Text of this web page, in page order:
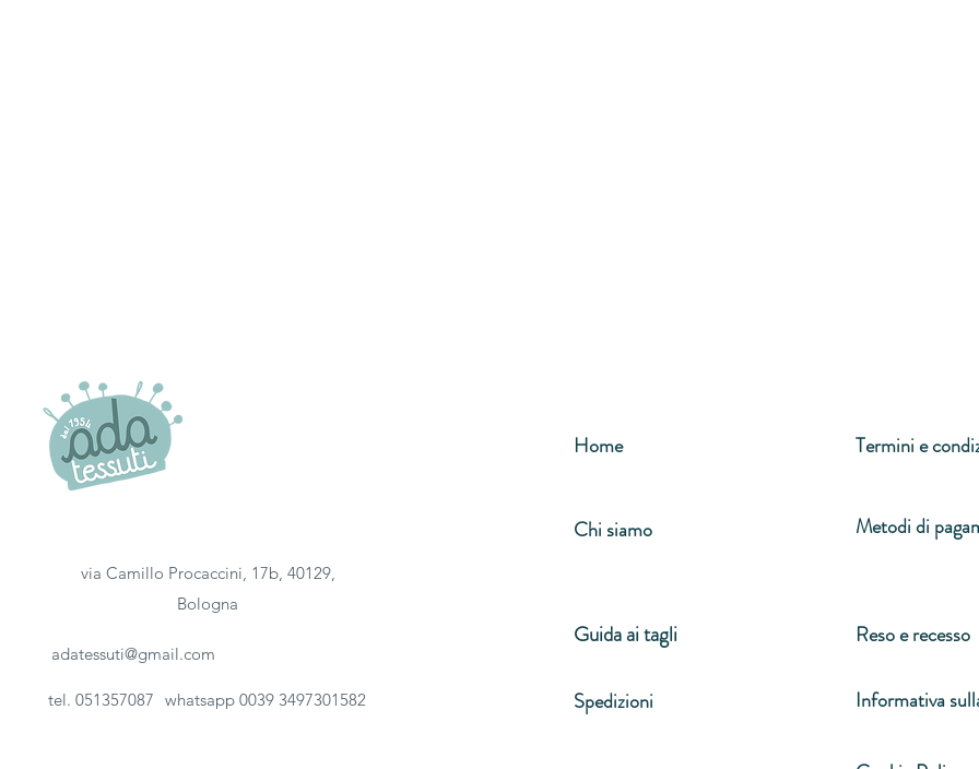
Home
Chi siamo
Termini e
Metodi di
via Camillo Procaccini, 17b, 40129,
Bologna
adatessuti@gmail.com
tel. 051357087 whatsapp 0039 3497301582
Guida ai tagli Reso e recesso
Spedizioni Informativa